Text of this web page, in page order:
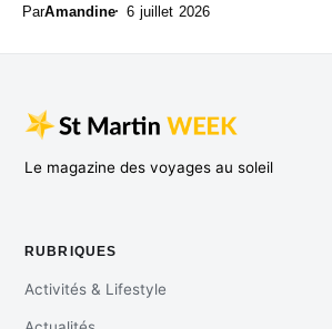
ParAmandine 6 juillet 2026
Le magazine des voyages au soleil
RUBRIQUES
Activités & Lifestyle